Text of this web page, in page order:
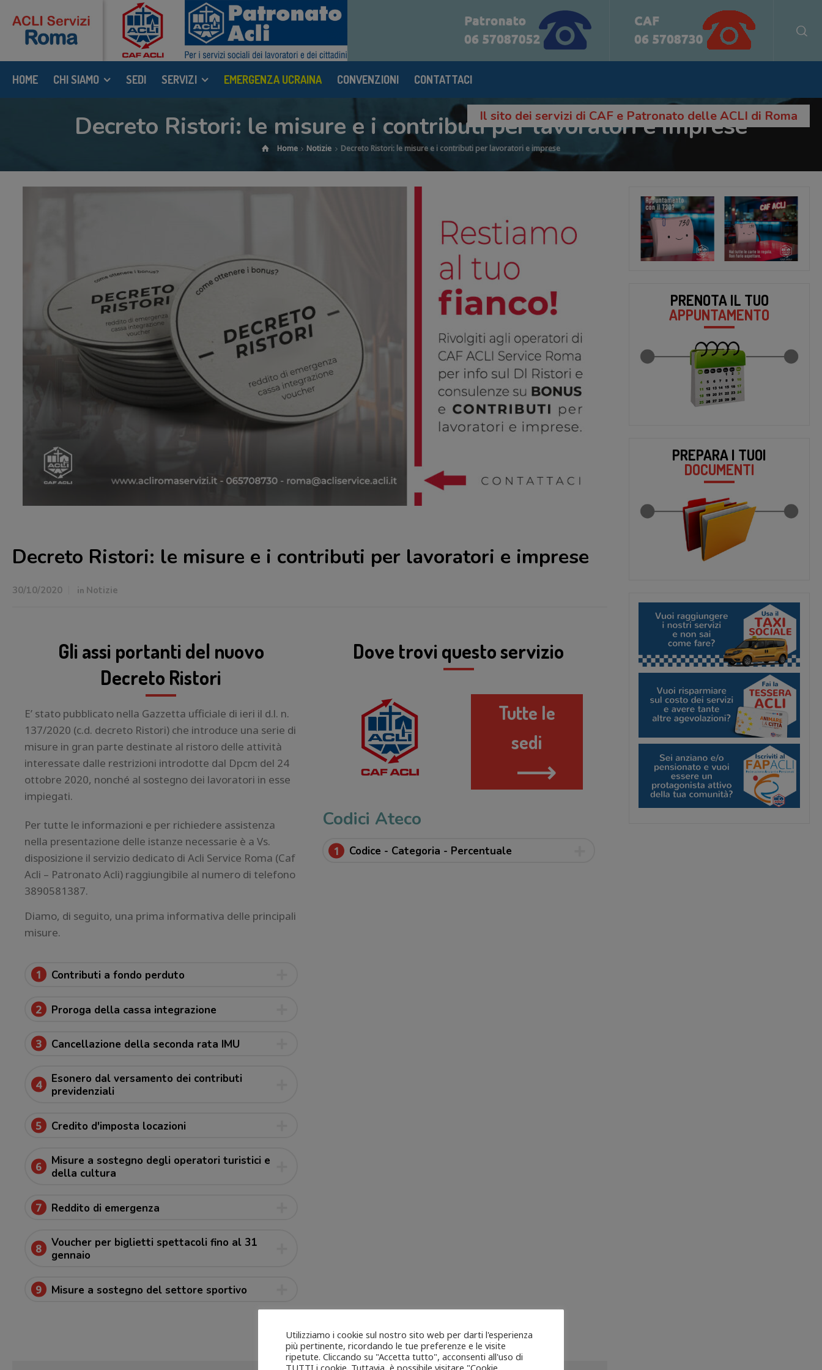
HOME CHI SIAMO SEDI SERVIZI EMERGENZA UCRAINA CONVENZIONI CONTATTACI
Il sito dei servizi di CAF e Patronato delle ACLI di Roma
Decreto Ristori: le misure e i contributi per lavoratori e imprese
Home Notizie Decreto Ristori: le misure e i contributi per lavoratori e imprese
Decreto Ristori: le misure e i contributi per lavoratori e imprese
30/10/2020 in Notizie
Gli assi portanti del nuovo
Decreto Ristori
E’ stato pubblicato nella Gazzetta ufficiale di ieri il d.l. n.
137/2020 (c.d. decreto Ristori) che introduce una serie di
misure in gran parte destinate al ristoro delle attività
interessate dalle restrizioni introdotte dal Dpcm del 24
ottobre 2020, nonché al sostegno dei lavoratori in esse
impiegati.
Per tutte le informazioni e per richiedere assistenza
nella presentazione delle istanze necessarie è a Vs.
disposizione il servizio dedicato di Acli Service Roma (Caf
Acli – Patronato Acli) raggiungibile al numero di telefono
3890581387.
Diamo, di seguito, una prima informativa delle principali
misure.
1 Contributi a fondo perduto
2 Proroga della cassa integrazione
3 Cancellazione della seconda rata IMU
4
Esonero dal versamento dei contributi
previdenziali
5 Credito d'imposta locazioni
6
Misure a sostegno degli operatori turistici e
della cultura
7 Reddito di emergenza
8
Voucher per biglietti spettacoli fino al 31
gennaio
9 Misure a sostegno del settore sportivo
Dove trovi questo servizio
Tutte le
sedi
Codici Ateco
1 Codice - Categoria - Percentuale
PRENOTA IL TUO
APPUNTAMENTO
PREPARA I TUOI
DOCUMENTI
Utilizziamo i cookie sul nostro sito web per darti l'esperienza
più pertinente, ricordando le tue preferenze e le visite
ripetute. Cliccando su "Accetta tutto", acconsenti all'uso di
TUTTI i cookie. Tuttavia, è possibile visitare "Cookie